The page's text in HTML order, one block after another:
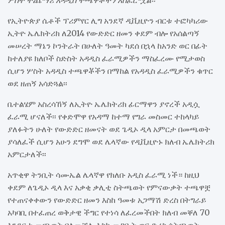
የኢትዮጵያ ሴቶች ፕሪምየር ሊግ አንደኛ ዲቪዚዮን ብርቱ ተፎካካሪው
ኢትዮ ኤሌክትሪክ ለ2014 የውድድር ዘመን ቀደም ብሎ የአሰልጣኝ
መሠረት ማኔን ኮንትራት በሁለት ዓመት ካደሰ በኋላ ከአንድ ወር በፊት
ከተለያዩ ክለቦች ስድስት አዳዲስ ፈራሚዎችን ማስፈረሙ የሚታወስ
ሲሆን ሦስት አዳዲስ ተጫዋቾችን በማከል የአዳዲስ ፈራሚዎችን ቁጥር
ወደ ዘጠኝ አሳድጓል፡፡
ቤተልሄም አስረሳኸኝ ለኢትዮ ኤሌክትሪክ ፊርማዋን ያኖረች አዲሷ
ፈራሚ ሆናለች፡፡ የቀድሞዋ የአዳማ ከተማ የግራ መስመር ተከላካይ
ያለፉትን ሁለት የውድድር ዘመናት ወደ ጌዲኦ ዲላ አምርታ በመጫወት
ያሳለፈች ሲሆን አሁን ደግሞ ወደ ሌላኛው የዲቪዚዮኑ ክለብ ኤሌክትሪክ
አምርታለች፡፡
አጥቂዋ ትንቢት ሳሙኤል ሌላኛዋ የክለቡ አዲስ ፈራሚ ነች። ከዚህ
ቀደም ለጌዲኦ ዲላ እና አቃቂ ቃሊቲ ስትጫወት የምናውቃት ተጫዋቿ
የተጠናቀቀውን የውድድር ዘመን እስከ ዓመቱ አጋማሽ ድረስ በትግራይ
አካባቢ በተፈጠረ ወቅታዊ ችግር የተነሳ ለፈረመችበት ክለብ መቐለ 70